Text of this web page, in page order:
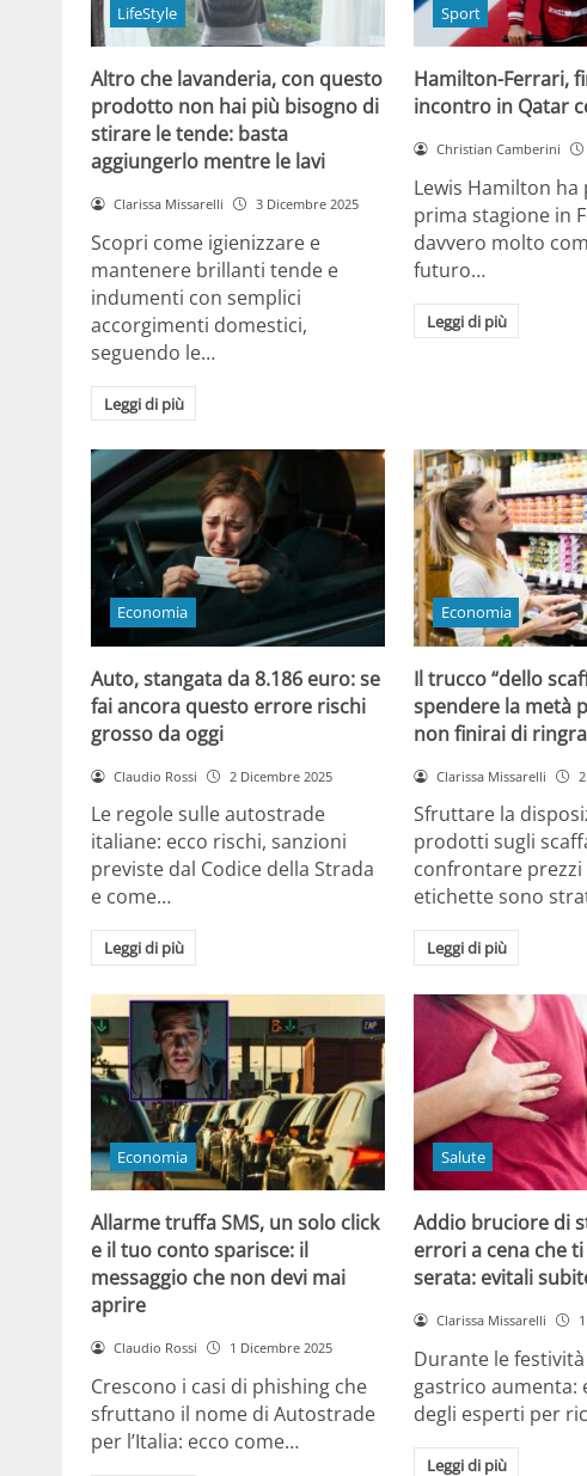
LifeStyle
Altro che lavanderia, con questo
prodotto non hai più bisogno di
stirare le tende: basta
aggiungerlo mentre le lavi
Clarissa Missarelli 3 Dicembre 2025
Scopri come igienizzare e
mantenere brillanti tende e
indumenti con semplici
accorgimenti domestici,
seguendo le…
Leggi di più
Sport
Hamilton-Ferrari,
incontro in Qatar
Christian Camberini
Lewis Hamilton ha
prima stagione in
davvero molto
futuro…
Leggi di più
Economia
Auto, stangata da 8.186 euro: se
fai ancora questo errore rischi
grosso da oggi
Claudio Rossi 2 Dicembre 2025
Le regole sulle autostrade
italiane: ecco rischi, sanzioni
previste dal Codice della Strada
e come…
Leggi di più
Economia
Il trucco “dello
spendere la metà
non finirai di
Clarissa Missarelli
Sfruttare la
prodotti sugli
confrontare prezzi
etichette sono
Leggi di più
Economia
Allarme truffa SMS, un solo click
e il tuo conto sparisce: il
messaggio che non devi mai
aprire
Claudio Rossi 1 Dicembre 2025
Crescono i casi di phishing che
sfruttano il nome di Autostrade
per l’Italia: ecco come…
Salute
Addio bruciore di
errori a cena che
serata: evitali
Clarissa Missarelli
Durante le
gastrico aumenta:
degli esperti per
Leggi di più